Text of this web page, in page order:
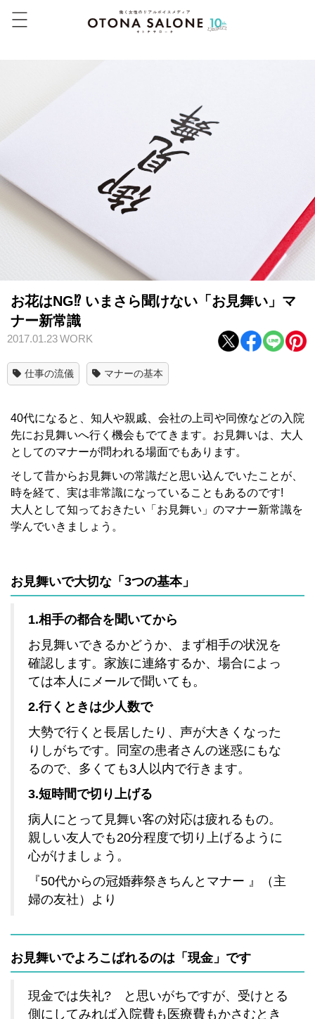
お花はNG⁉ いまさら聞けない「お見舞い」マ
ナー新常識
2017.01.23WORK
仕事の流儀 マナーの基本
40代になると、知人や親戚、会社の上司や同僚などの入院
先にお見舞いへ行く機会もでてきます。お見舞いは、大人
としてのマナーが問われる場面でもあります。
そして昔からお見舞いの常識だと思い込んでいたことが、
時を経て、実は非常識になっていることもあるのです!
大人として知っておきたい「お見舞い」のマナー新常識を
学んでいきましょう。
お見舞いで大切な「3つの基本」
1.相手の都合を聞いてから
お見舞いできるかどうか、まず相手の状況を
確認します。家族に連絡するか、場合によっ
ては本人にメールで聞いても。
2.行くときは少人数で
大勢で行くと長居したり、声が大きくなった
りしがちです。同室の患者さんの迷惑にもな
るので、多くても3人以内で行きます。
3.短時間で切り上げる
病人にとって見舞い客の対応は疲れるもの。
親しい友人でも20分程度で切り上げるように
心がけましょう。
『50代からの冠婚葬祭きちんとマナー 』（主
婦の友社）より
お見舞いでよろこばれるのは「現金」です
現金では失礼? と思いがちですが、受けとる
側にしてみれば入院費も医療費もかさむとき